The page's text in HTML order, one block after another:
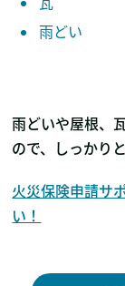
雨どい
雨どいや屋根、
ので、しっかり
火災保険申請サ
い！